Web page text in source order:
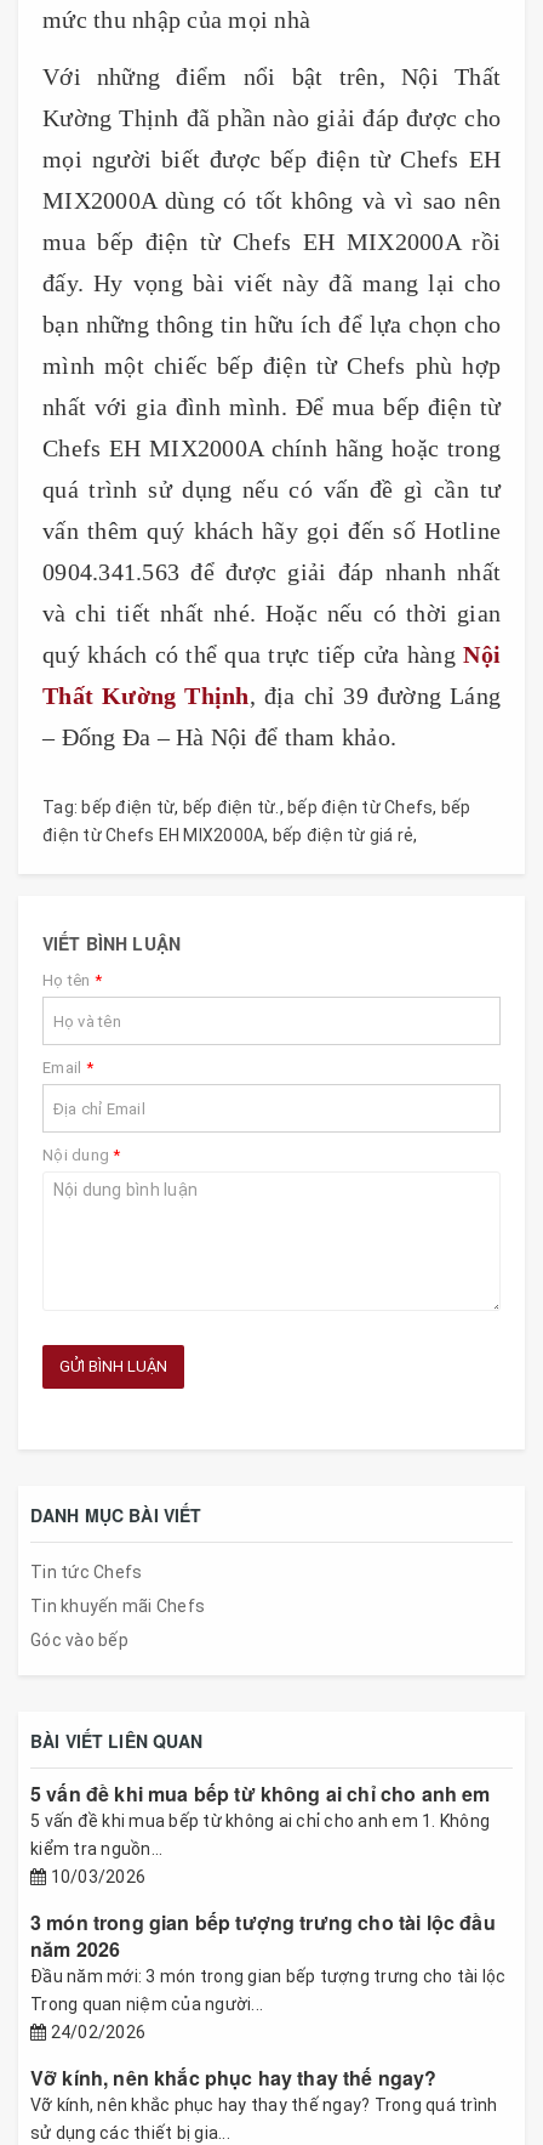
mức thu nhập của mọi nhà
Với những điểm nổi bật trên, Nội Thất
Kường Thịnh đã phần nào giải đáp được cho
mọi người biết được bếp điện từ Chefs EH
MIX2000A dùng có tốt không và vì sao nên
mua bếp điện từ Chefs EH MIX2000A rồi
đấy. Hy vọng bài viết này đã mang lại cho
bạn những thông tin hữu ích để lựa chọn cho
mình một chiếc bếp điện từ Chefs phù hợp
nhất với gia đình mình. Để mua bếp điện từ
Chefs EH MIX2000A chính hãng hoặc trong
quá trình sử dụng nếu có vấn đề gì cần tư
vấn thêm quý khách hãy gọi đến số Hotline
0904.341.563 để được giải đáp nhanh nhất
và chi tiết nhất nhé. Hoặc nếu có thời gian
quý khách có thể qua trực tiếp cửa hàngNội
Thất Kường Thịnh, địa chỉ 39 đường Láng
– Đống Đa – Hà Nội để tham khảo.
Tag: bếp điện từ, bếp điện từ., bếp điện từ Chefs, bếp
điện từ Chefs EH MIX2000A, bếp điện từ giá rẻ,
VIẾT BÌNH LUẬN
Họ tên *
Email *
Nội dung*
GỬI BÌNH LUẬN
DANH MỤC BÀI VIẾT
Tin tức Chefs
Tin khuyến mãi Chefs
Góc vào bếp
BÀI VIẾT LIÊN QUAN
5 vấn đề khi mua bếp từ không ai chỉ cho anh em
5 vấn đề khi mua bếp từ không ai chỉ cho anh em 1. Không
kiểm tra nguồn...
10/03/2026
3 món trong gian bếp tượng trưng cho tài lộc đầu
năm 2026
Đầu năm mới: 3 món trong gian bếp tượng trưng cho tài lộc
Trong quan niệm của người...
24/02/2026
Vỡ kính, nên khắc phục hay thay thế ngay?
Vỡ kính, nên khắc phục hay thay thế ngay? Trong quá trình
sử dụng các thiết bị gia...